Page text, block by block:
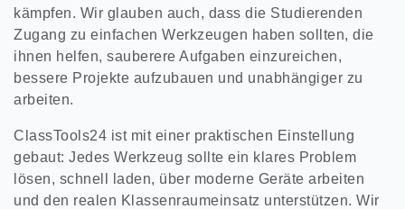
kämpfen. Wir glauben auch, dass die Studierenden
Zugang zu einfachen Werkzeugen haben sollten, die
ihnen helfen, sauberere Aufgaben einzureichen,
bessere Projekte aufzubauen und unabhängiger zu
arbeiten.
ClassTools24 ist mit einer praktischen Einstellung
gebaut: Jedes Werkzeug sollte ein klares Problem
lösen, schnell laden, über moderne Geräte arbeiten
und den realen Klassenraumeinsatz unterstützen. Wir